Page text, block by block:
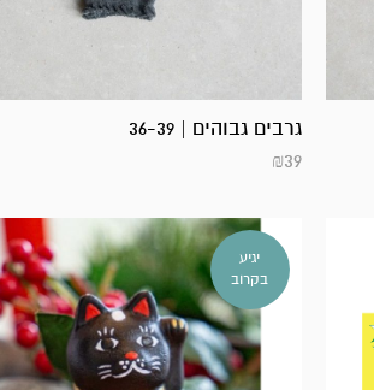
גרבים גבוהים | 36-39
₪39
יגיע
בקרוב